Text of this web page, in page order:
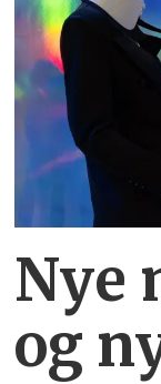
Nye
og